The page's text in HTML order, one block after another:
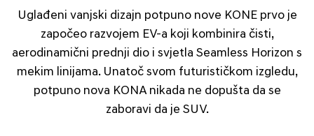
Uglađeni vanjski dizajn potpuno nove KONE prvo je
započeo razvojem EV-a koji kombinira čisti,
aerodinamični prednji dio i svjetla Seamless Horizon s
mekim linijama. Unatoč svom futurističkom izgledu,
potpuno nova KONA nikada ne dopušta da se
zaboravi da je SUV.